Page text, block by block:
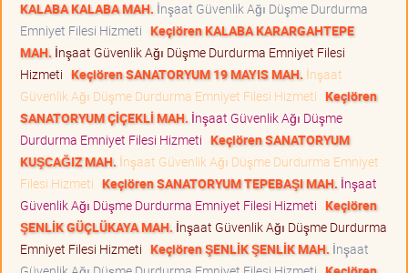
KALABA KALABA MAH. İnşaat Güvenlik Ağı Düşme Durdurma
Emniyet Filesi Hizmeti Keçiören KALABA KARARGAHTEPE
MAH. İnşaat Güvenlik Ağı Düşme Durdurma Emniyet Filesi
Hizmeti Keçiören SANATORYUM 19 MAYIS MAH. İnşaat
Güvenlik Ağı Düşme Durdurma Emniyet Filesi Hizmeti Keçiören
SANATORYUM ÇİÇEKLİ MAH. İnşaat Güvenlik Ağı Düşme
Durdurma Emniyet Filesi Hizmeti Keçiören SANATORYUM
KUŞCAĞIZ MAH. İnşaat Güvenlik Ağı Düşme Durdurma Emniyet
Filesi Hizmeti Keçiören SANATORYUM TEPEBAŞI MAH. İnşaat
Güvenlik Ağı Düşme Durdurma Emniyet Filesi Hizmeti Keçiören
ŞENLİK GÜÇLÜKAYA MAH. İnşaat Güvenlik Ağı Düşme Durdurma
Emniyet Filesi Hizmeti Keçiören ŞENLİK ŞENLİK MAH. İnşaat